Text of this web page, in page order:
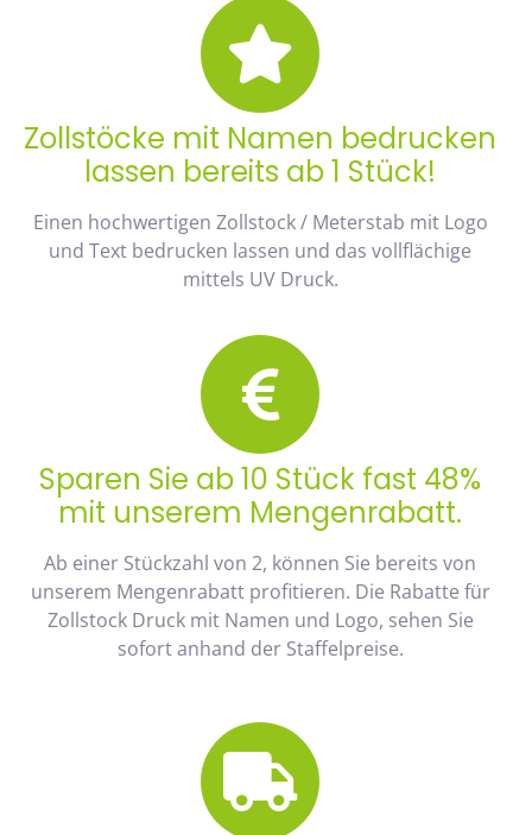
Zollstöcke mit Namen bedrucken
lassen bereits ab 1 Stück!
Einen hochwertigen Zollstock / Meterstab mit Logo
und Text bedrucken lassen und das vollflächige
mittels UV Druck.
Sparen Sie ab 10 Stück fast 48%
mit unserem Mengenrabatt.
Ab einer Stückzahl von 2, können Sie bereits von
unserem Mengenrabatt profitieren. Die Rabatte für
Zollstock Druck mit Namen und Logo, sehen Sie
sofort anhand der Staffelpreise.